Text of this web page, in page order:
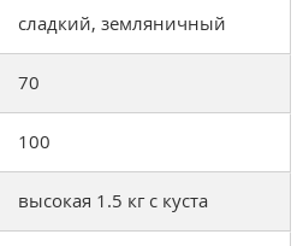
сладкий, земляничный
70
100
высокая 1.5 кг с куста